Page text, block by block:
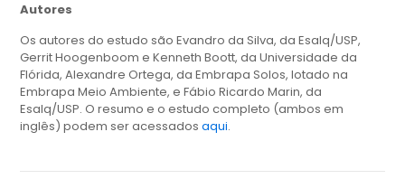
Autores
Os autores do estudo são Evandro da Silva, da Esalq/USP,
Gerrit Hoogenboom e Kenneth Boott, da Universidade da
Flórida, Alexandre Ortega, da Embrapa Solos, lotado na
Embrapa Meio Ambiente, e Fábio Ricardo Marin, da
Esalq/USP. O resumo e o estudo completo (ambos em
inglês) podem ser acessadosaqui.